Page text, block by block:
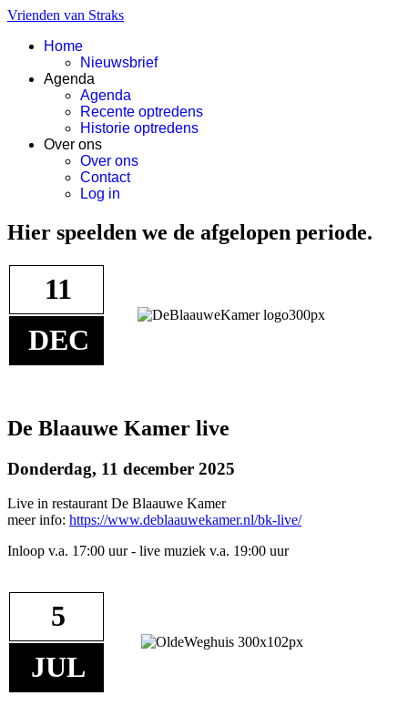
Vrienden van Straks
Home
Nieuwsbrief
Agenda
Agenda
Recente optredens
Historie optredens
Over ons
Over ons
Contact
Log in
Hier speelden we de afgelopen periode.
11
DEC
De Blaauwe Kamer live
Donderdag, 11 december 2025
Live in restaurant De Blaauwe Kamer
meer info: https://www.deblaauwekamer.nl/bk-live/
Inloop v.a. 17:00 uur - live muziek v.a. 19:00 uur
5
JUL